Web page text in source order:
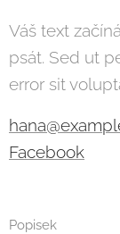
Váš text
psát. Sed ut
error sit
Facebook
Popisek